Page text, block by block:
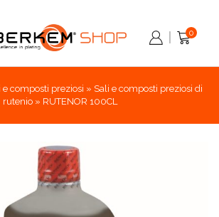
0
e composti preziosi » Sali e composti preziosi di
rutenio» RUTENOR 100CL